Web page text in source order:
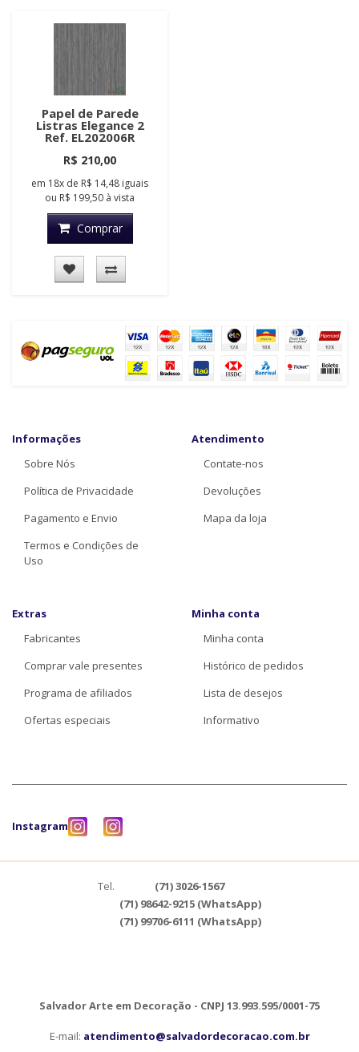
Papel de Parede
Listras Elegance 2
Ref. EL202006R
R$ 210,00
em 18x de R$ 14,48 iguais
ou R$ 199,50 à vista
Comprar
Informações
Sobre Nós
Política de Privacidade
Pagamento e Envio
Termos e Condições de
Uso
Atendimento
Contate-nos
Devoluções
Mapa da loja
Extras
Fabricantes
Comprar vale presentes
Programa de afiliados
Ofertas especiais
Minha conta
Minha conta
Histórico de pedidos
Lista de desejos
Informativo
Instagram
Tel.
(71) 3026-1567
(71) 98642-9215 (WhatsApp)
(71) 99706-6111 (WhatsApp)
Salvador Arte em Decoração - CNPJ 13.993.595/0001-75
E-mail: atendimento@salvadordecoracao.com.br